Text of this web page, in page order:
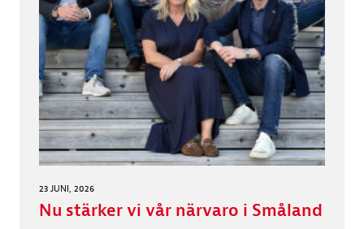
23 JUNI, 2026
Nu stärker vi vår närvaro i Småland